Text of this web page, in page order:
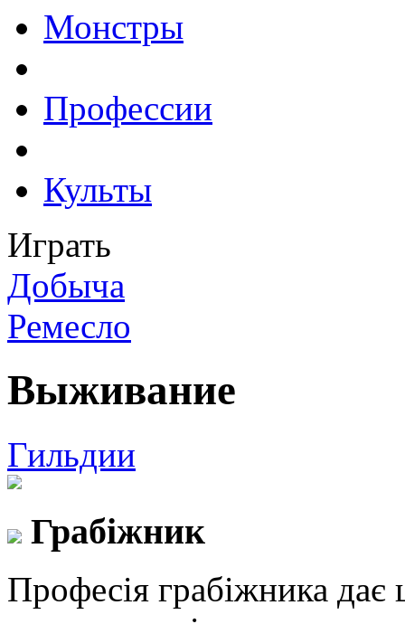
Монстры
Профессии
Культы
Играть
Добыча
Ремесло
Выживание
Гильдии
Грабіжник
Професія грабіжника дає